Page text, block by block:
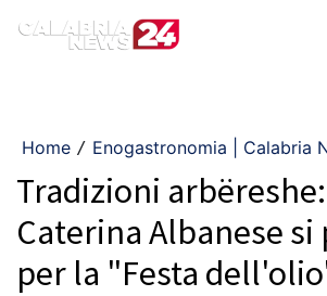
Home / Enogastronomia | Calabria
Tradizioni
Caterina Albanese si
per la "Festa